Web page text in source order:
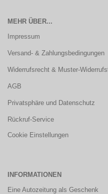
MEHR ÜBER...
Impressum
Versand- & Zahlungsbedingungen
Widerrufsrecht & Muster-
AGB
Privatsphäre und Datenschutz
Rückruf-Service
Cookie Einstellungen
INFORMATIONEN
Eine Autozeitung als Geschenk